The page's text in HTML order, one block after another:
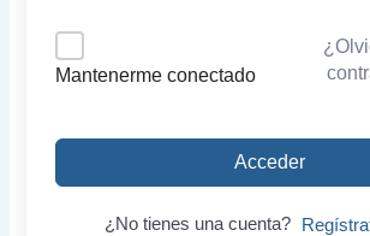
Mantenerme conectado
Acceder
¿No tienes una cuenta?